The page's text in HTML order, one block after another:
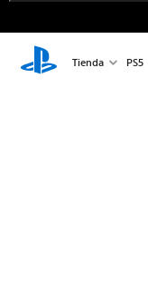
Tienda PS5